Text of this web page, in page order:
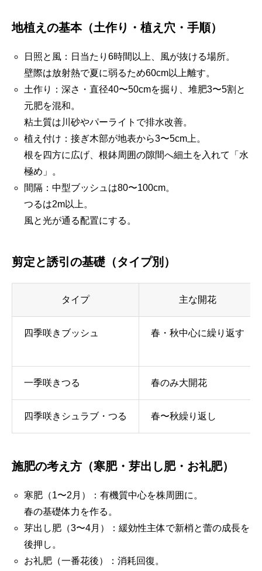
地植えの基本（土作り・植え穴・手順）
日照と風：日当たり6時間以上、風が抜ける場所。
壁際は放射熱で夏に弱るため60cm以上離す。
土作り：深さ・直径40〜50cmを掘り、堆肥3〜5割と
元肥を混和。
粘土質は川砂やパーライトで排水改善。
植え付け：接ぎ木部が地表から3〜5cm上。
根を四方に広げ、根鉢周囲の隙間へ細土を入れて「水
極め」。
間隔：中型ブッシュは80〜100cm。
つるは2m以上。
風と光が通る配置にする。
剪定と誘引の基礎（タイプ別）
タイプ 主な開花
四季咲きブッシュ 春・秋中心に繰り返す
一季咲きつる 春のみ大開花
四季咲きシュラブ・つる 春〜秋繰り返し
施肥の考え方（寒肥・芽出し肥・お礼肥）
寒肥（1〜2月）：有機質中心を株周囲に。
春の基礎体力を作る。
芽出し肥（3〜4月）：緩効性主体で新梢と蕾の成長を
後押し。
お礼肥（一番花後）：消耗回復。